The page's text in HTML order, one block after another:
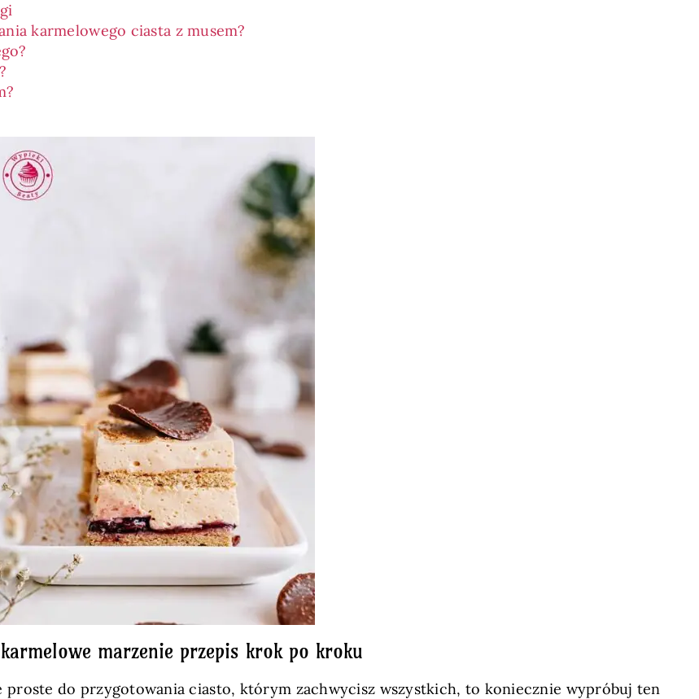
karmelowego ciasta z musem?
marzenie przepis krok po kroku
proste do przygotowania ciasto, którym zachwycisz wszystkich, to koniecznie wypróbuj ten